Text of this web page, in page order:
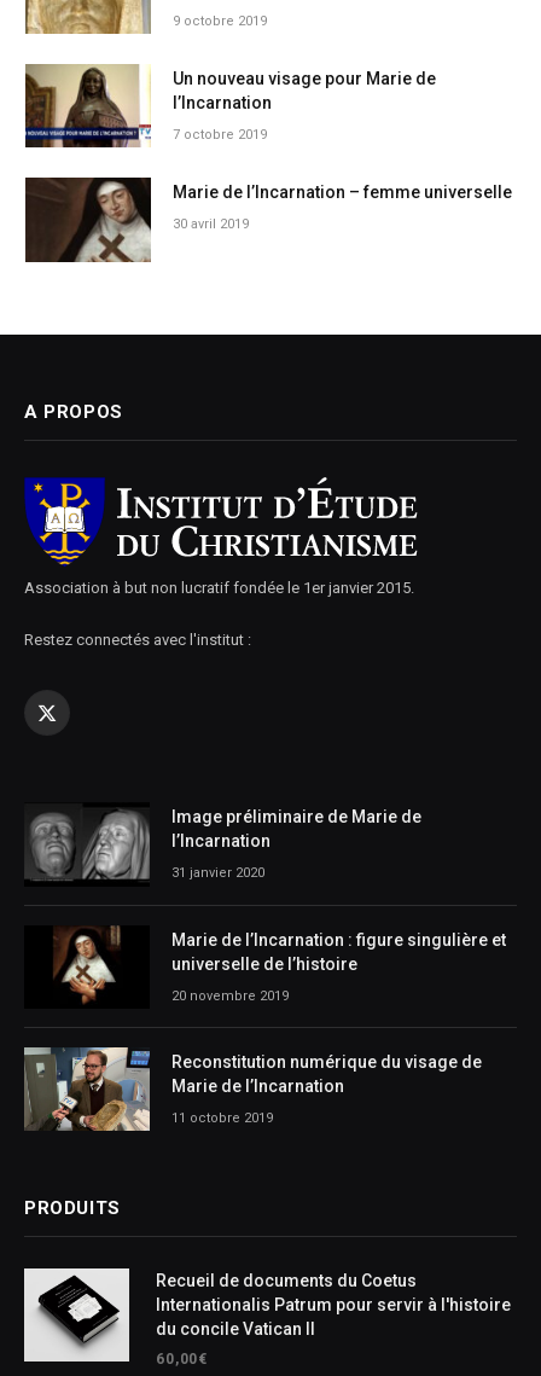
9 octobre 2019
Un nouveau visage pour Marie de
l’Incarnation
7 octobre 2019
Marie de l’Incarnation – femme universelle
30 avril 2019
A PROPOS
Association à but non lucratif fondée le 1er janvier 2015.
Restez connectés avec l'institut :
X
Image préliminaire de Marie de
l’Incarnation
31 janvier 2020
Marie de l’Incarnation : figure singulière et
universelle de l’histoire
20 novembre 2019
Reconstitution numérique du visage de
Marie de l’Incarnation
11 octobre 2019
PRODUITS
Recueil de documents du Coetus
Internationalis Patrum pour servir à l'histoire
du concile Vatican II
60,00€